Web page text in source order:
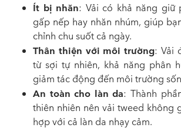
Ít bị nhăn: Vải có khả năng giữ
gấp nếp hay nhăn nhúm, giúp
chỉnh chu suốt cả ngày.
Thân thiện với môi trường: Vải
từ sợi tự nhiên, khả năng phân
giảm tác động đến môi trường
An toàn cho làn da: Thành
thiên nhiên nên vải tweed không
hợp với cả làn da nhạy cảm.